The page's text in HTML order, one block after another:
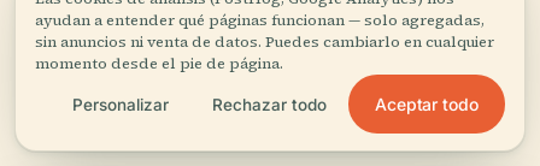
13 lugares por descubrir — unos cuantos que merece la
pena combinar.
PLACE
Castillo de
Bullón
PLACE
Parque
Zoológico de
Bouillon
PLACE
Maison de la
Dernière
Cartouche
PLACE
Poupehan
ayudan a entender qué páginas funcionan — solo agregadas,
sin anuncios ni venta de datos. Puedes cambiarlo en cualquier
momento desde el pie de página.
Personalizar Rechazar todo Aceptar todo